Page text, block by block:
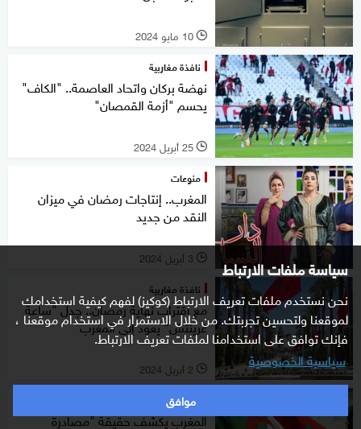
سياسة ملفات الارتباط
نحن نستخدم ملفات تعريف الارتباط (كوكيز) لفهم كيفية استخدامك
لموقعنا ولتحسين تجربتك. من خلال الاستمرار في استخدام موقعنا ،
فإنك توافق على استخدامنا لملفات تعريف الارتباط.
سياسية الخصوصية
موافق
l 10 مايو 2024
نافذة مغاربية
نهضة بركان واتحاد العاصمة.. "الكاف"
يحسم "أزمة القمصان"
l 25 أبريل 2024
منوعات
المغرب.. إنتاجات رمضان في ميزان
النقد من جديد
l 3 أبريل 2024
نافذة مغاربية
مع اقتراب نهاية رمضان.. جدل "ساعة
غرينتش" يعود إلى المغرب
l 2 أبريل 2024
نافذة مغاربية
المغرب يكشف حقيقة "مصادرة